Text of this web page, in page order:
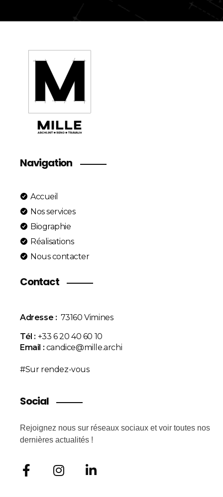
Navigation
Accueil
Nos services
Biographie
Réalisations
Nous contacter
Contact
Adresse : 73160 Vimines
Tél : +33 6 20 40 60 10
Email : candice@mille.archi
#Sur rendez-vous
Social
Rejoignez nous sur réseaux sociaux et voir toutes nos
dernières actualités !